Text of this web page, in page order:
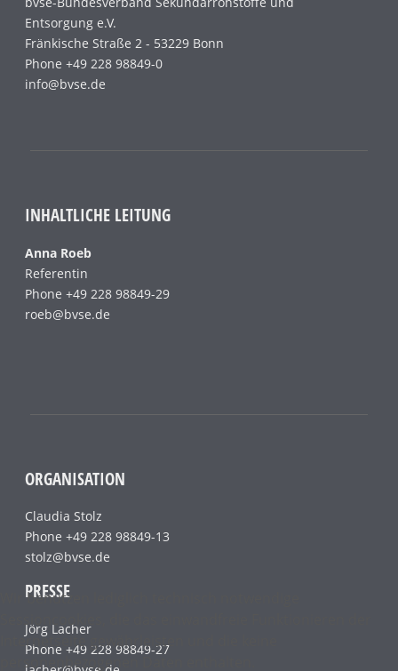
Entsorgung e.V.
Fränkische Straße 2 - 53229 Bonn
Phone +49 228 98849-0
info@bvse.de
INHALTLICHE LEITUNG
Anna Roeb
Referentin
Phone +49 228 98849-29
roeb@bvse.de
ORGANISATION
Claudia Stolz
Phone +49 228 98849-13
stolz@bvse.de
PRESSE
Jörg Lacher
Phone +49 228 98849-27
Wir benutzen lediglich technisch notwendige
Internetseite gewährleisten und die keine
personenbezogenen Daten enthalten.